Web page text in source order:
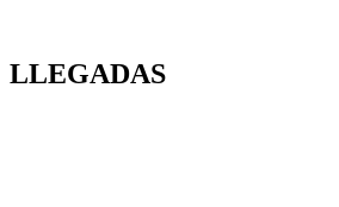
LLEGADAS